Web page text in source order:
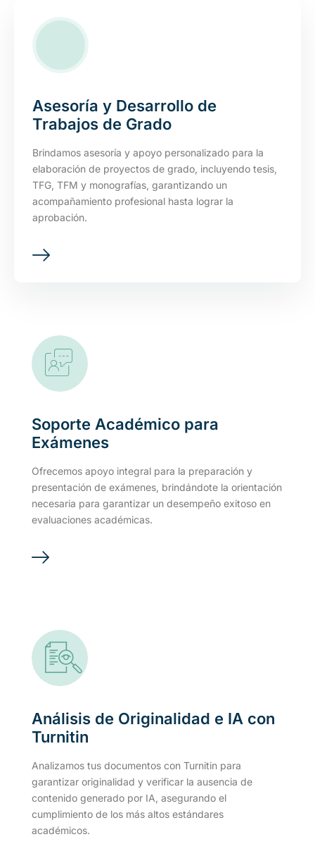
Asesoría y Desarrollo de
Trabajos de Grado
Brindamos asesoría y apoyo personalizado para la
elaboración de proyectos de grado, incluyendo tesis,
TFG, TFM y monografías, garantizando un
acompañamiento profesional hasta lograr la
aprobación.
Soporte Académico para
Exámenes
Ofrecemos apoyo integral para la preparación y
presentación de exámenes, brindándote la orientación
necesaria para garantizar un desempeño exitoso en
evaluaciones académicas.
Análisis de Originalidad e IA con
Turnitin
Analizamos tus documentos con Turnitin para
garantizar originalidad y verificar la ausencia de
contenido generado por IA, asegurando el
cumplimiento de los más altos estándares
académicos.